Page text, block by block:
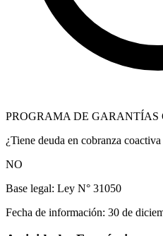
PROGRAMA DE GARANTÍAS
¿Tiene deuda en cobranza
NO
Base legal: Ley N° 31050
Fecha de información: 30 de